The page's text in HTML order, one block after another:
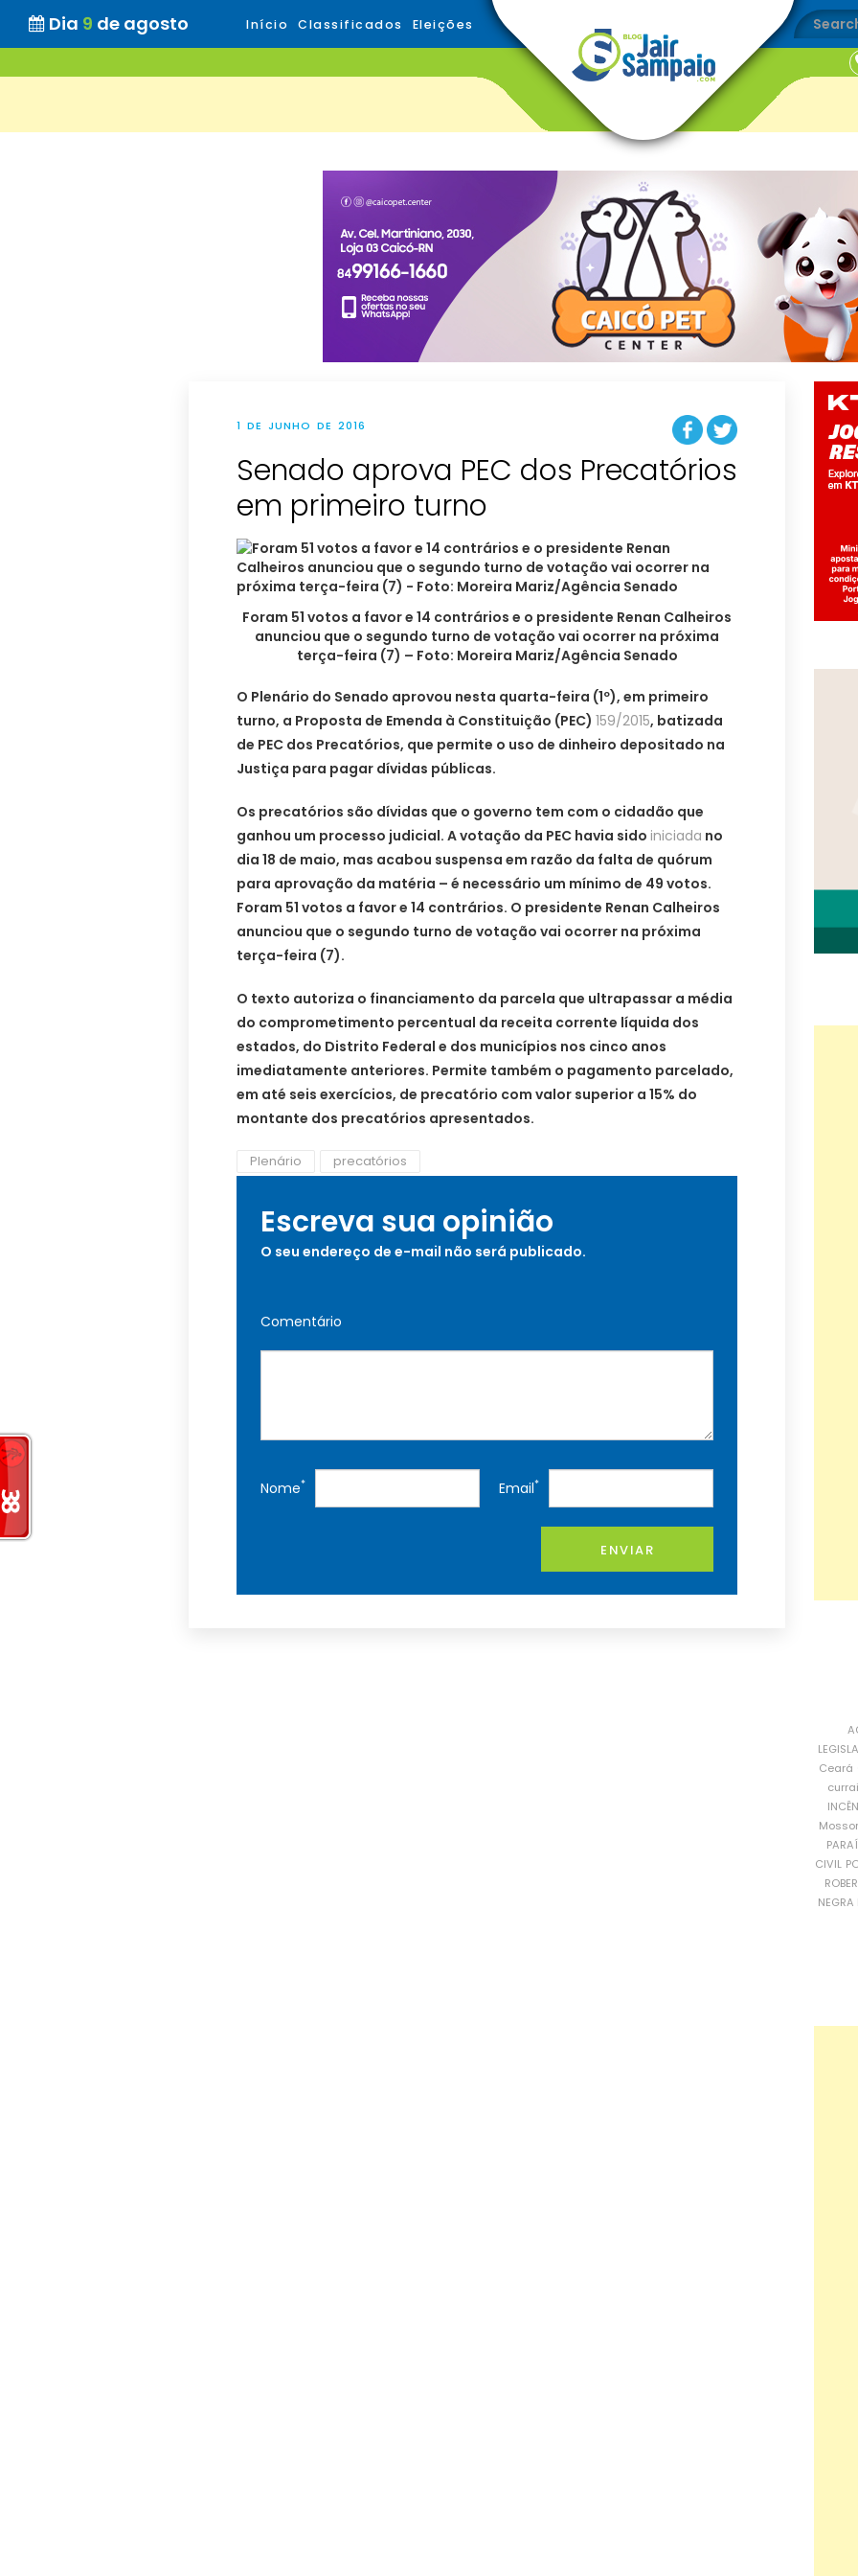
Dia 9 de agosto Início Classificados Eleições
1 DE JUNHO DE 2016
Senado aprova PEC dos Precatórios
em primeiro turno
Foram 51 votos a favor e 14 contrários e o presidente Renan Calheiros
anunciou que o segundo turno de votação vai ocorrer na próxima
terça-feira (7) – Foto: Moreira Mariz/Agência Senado
O Plenário do Senado aprovou nesta quarta-feira (1º), em primeiro
turno, a Proposta de Emenda à Constituição (PEC) 159/2015, batizada
de PEC dos Precatórios, que permite o uso de dinheiro depositado na
Justiça para pagar dívidas públicas.
Os precatórios são dívidas que o governo tem com o cidadão que
ganhou um processo judicial. A votação da PEC havia sido iniciada no
dia 18 de maio, mas acabou suspensa em razão da falta de quórum
para aprovação da matéria – é necessário um mínimo de 49 votos.
Foram 51 votos a favor e 14 contrários. O presidente Renan Calheiros
anunciou que o segundo turno de votação vai ocorrer na próxima
terça-feira (7).
O texto autoriza o financiamento da parcela que ultrapassar a média
do comprometimento percentual da receita corrente líquida dos
estados, do Distrito Federal e dos municípios nos cinco anos
imediatamente anteriores. Permite também o pagamento parcelado,
em até seis exercícios, de precatório com valor superior a 15% do
montante dos precatórios apresentados.
Plenário precatórios
Escreva sua opinião
O seu endereço de e-mail não será publicado.
Comentário
Nome* Email*
ENVIAR
Ceará
CIVIL
NEGRA